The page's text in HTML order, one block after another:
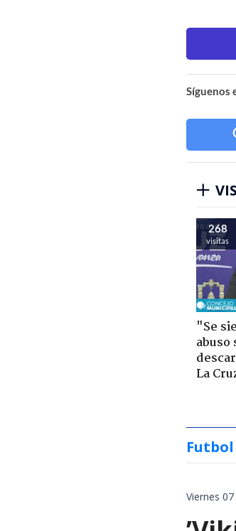
Síguenos
268
visitas
"Se
La
Viernes